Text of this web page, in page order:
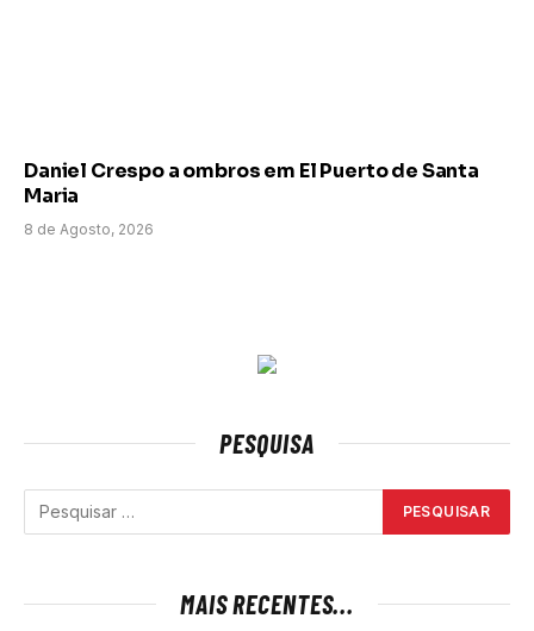
Daniel Crespo a ombros em El Puerto de Santa
Maria
8 de Agosto, 2026
PESQUISA
MAIS RECENTES...